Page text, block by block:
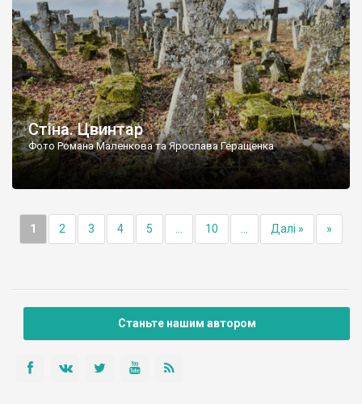
Стіна. Цвинтар
Фото Романа Маленкова та Ярослава Геращенка
1 2 3 4 5 10 Далі » »
Станьте нашим автором